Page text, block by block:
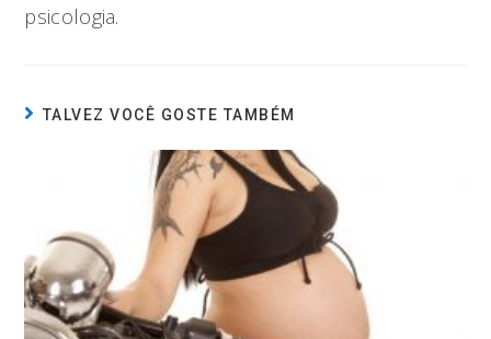
psicologia.
TALVEZ VOCÊ GOSTE TAMBÉM